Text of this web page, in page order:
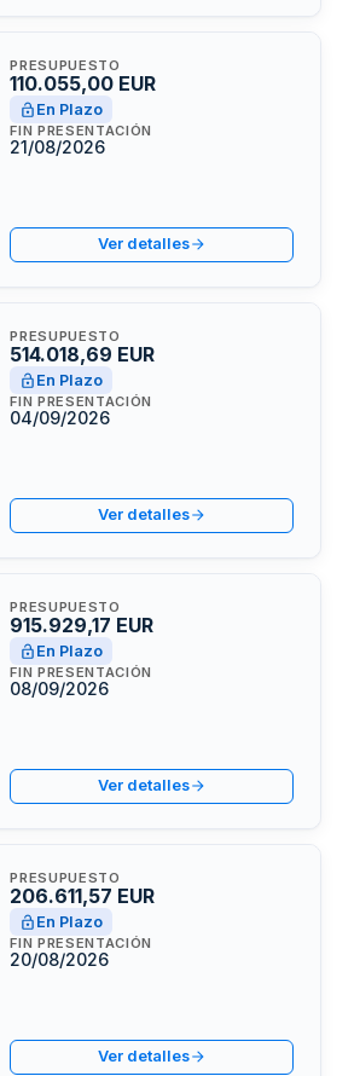
PRESUPUESTO
110.055,00 EUR
En Plazo
FIN PRESENTACIÓN
21/08/2026
Ver detalles
PRESUPUESTO
514.018,69 EUR
En Plazo
FIN PRESENTACIÓN
04/09/2026
Ver detalles
PRESUPUESTO
915.929,17 EUR
En Plazo
FIN PRESENTACIÓN
08/09/2026
Ver detalles
PRESUPUESTO
206.611,57 EUR
En Plazo
FIN PRESENTACIÓN
20/08/2026
Ver detalles